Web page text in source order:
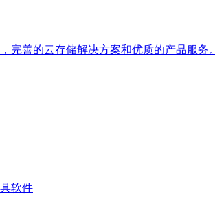
完善的云存储解决方案和优质的产品服务。
软件